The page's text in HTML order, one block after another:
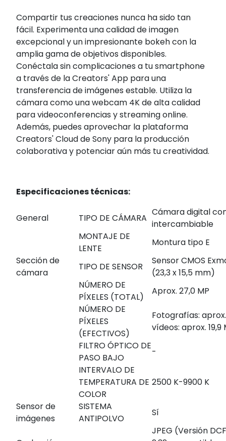
Compartir tus creaciones nunca ha sido tan
fácil. Experimenta una calidad de imagen
excepcional y un impresionante bokeh con la
amplia gama de objetivos disponibles.
Conéctala sin complicaciones a tu smartphone
a través de la Creators' App para una
transferencia de imágenes estable. Utiliza la
cámara como una webcam 4K de alta calidad
para videoconferencias y streaming online.
Además, puedes aprovechar la plataforma
Creators' Cloud de Sony para la producción
colaborativa y potenciar aún más tu creatividad.
Especificaciones técnicas:
General TIPO DE CÁMARA
Cámara digital
intercambiable
MONTAJE DE
LENTE
Montura tipo E
Sección de
cámara
TIPO DE SENSOR
Sensor CMOS
(23,3 x 15,5 mm)
NÚMERO DE
PÍXELES (TOTAL)
Aprox. 27,0 MP
NÚMERO DE
PÍXELES
(EFECTIVOS)
Fotografías:
vídeos: aprox. 19,9
FILTRO ÓPTICO DE
PASO BAJO
-
INTERVALO DE
TEMPERATURA DE
COLOR
2500 K-9900 K
Sensor de
imágenes
SISTEMA
ANTIPOLVO
Sí
JPEG (Versión